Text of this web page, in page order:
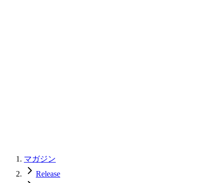
マガジン
Release